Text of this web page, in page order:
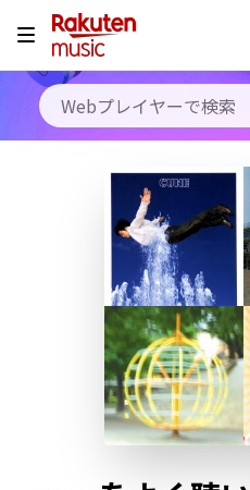
料金プラン
使い方
初回30日間無料お試し